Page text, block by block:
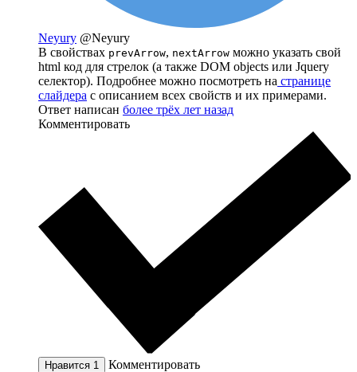
Neyury @Neyury
В свойствах prevArrow, nextArrow можно указать свой
html код для стрелок (а также DOM objects или Jquery
селектор). Подробнее можно посмотреть на странице
слайдера с описанием всех свойств и их примерами.
Ответ написан более трёх лет назад
Комментировать
Нравится 1 Комментировать